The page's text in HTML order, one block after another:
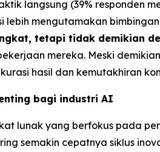
langsung (39% responden
lebih mengutamakan
tetapi tidak demikian
mereka. Meski
hasil dan kemutakhiran
bagi industri AI
lunak yang berfokus pada
semakin cepatnya siklus